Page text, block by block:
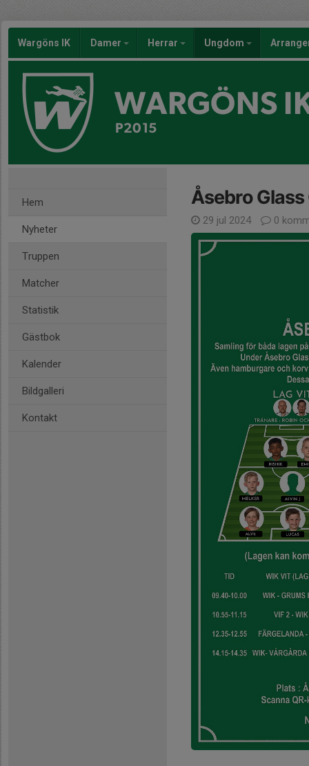
Wargöns IK Damer Herrar Ungdom
WARGÖNS
P2015
Hem
Nyheter
Truppen
Matcher
Statistik
Gästbok
Kalender
Bildgalleri
Kontakt
Åsebro
29 jul 2024 0